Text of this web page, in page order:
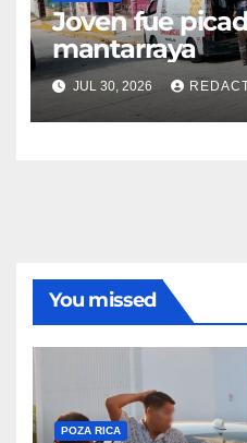
Joven fue
mantarraya
JUL 30, 2026
You missed
POZA RICA